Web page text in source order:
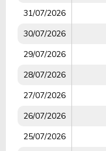
31/07/2026
30/07/2026
29/07/2026
28/07/2026
27/07/2026
26/07/2026
25/07/2026